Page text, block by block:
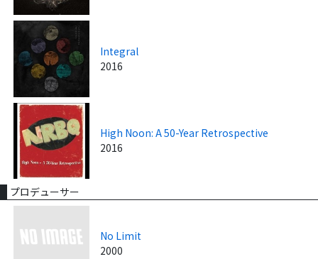
Integral
2016
High Noon: A 50-Year Retrospective
2016
プロデューサー
No Limit
2000